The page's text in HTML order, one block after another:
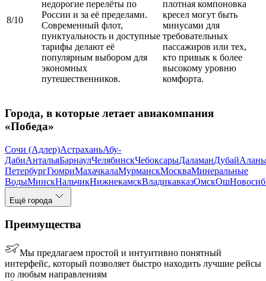
8/10
недорогие перелёты по
России и за её пределами.
Современный флот,
пунктуальность и доступные
тарифы делают её
популярным выбором для
экономных
путешественников.
плотная компоновка
кресел могут быть
минусами для
требовательных
пассажиров или тех,
кто привык к более
высокому уровню
комфорта.
Города, в которые летает авиакомпания
«Победа»
Сочи (Адлер)АстраханьАбу-
ДабиАнтальяБарнаулЧелябинскЧебоксарыДаламанДубай
ПетербургГюмриМахачкалаМурманскМоскваМинеральные
ВодыМинскНальчикНижнекамскВладикавказОмскОш
Ещё города
Преимущества
Мы предлагаем простой и интуитивно понятный
интерфейс, который позволяет быстро находить лучшие рейсы
по любым направлениям